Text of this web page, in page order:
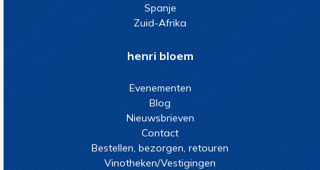
Spanje
Zuid-Afrika
henri bloem
Evenementen
Blog
Nieuwsbrieven
Contact
Bestellen, bezorgen, retouren
Vinotheken/Vestigingen